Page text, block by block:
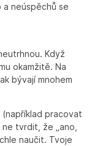
neúspěchů se
Když
okamžitě. Na
bývají mnohem
pracovat
tvrdit, že „ano,
naučit. Tvoje